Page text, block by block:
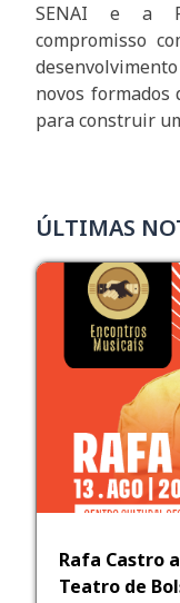
SENAI e a
compromisso
novos formados
para construir
ÚLTIMAS
Rafa Castro
Teatro de